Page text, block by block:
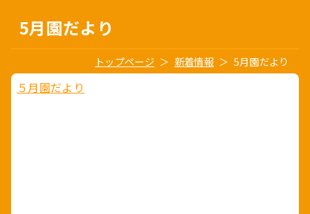
5月園だより
トップページ 新着情報 5月園だより
５月園だより